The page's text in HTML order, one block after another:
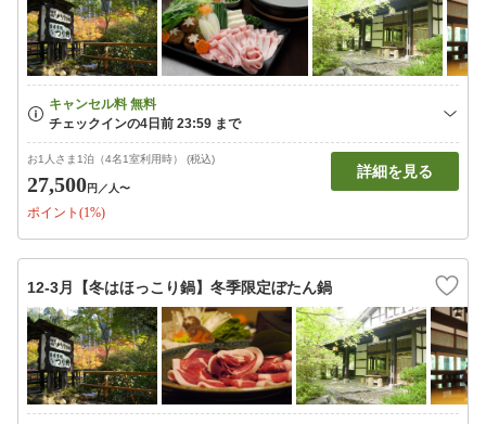
お1人さま1泊（4名1室利用時） (税込)
27,500円 ／人〜
ポイント(1%)
詳細を見る
12-3月【冬はほっこり鍋】冬季限定ぼたん鍋